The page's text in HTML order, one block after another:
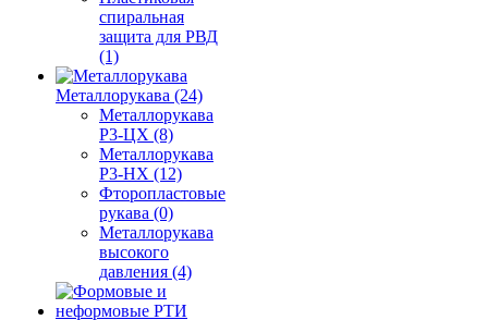
спиральная
защита для РВД
(1)
Металлорукава (24)
Металлорукава
Р3-ЦХ (8)
Металлорукава
Р3-НХ (12)
Фторопластовые
рукава (0)
Металлорукава
высокого
давления (4)